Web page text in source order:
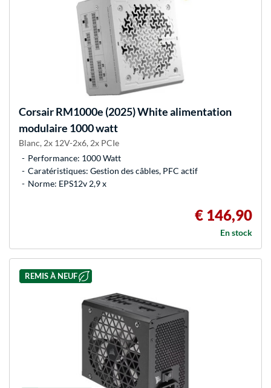
CorsairRM1000e (2025) White alimentation
modulaire 1000 watt
Blanc, 2x 12V-2x6, 2x PCIe
Performance: 1000 Watt
Caratéristiques: Gestion des câbles, PFC actif
Norme: EPS12v 2,9 x
€ 146,90
En stock
REMIS À NEUF